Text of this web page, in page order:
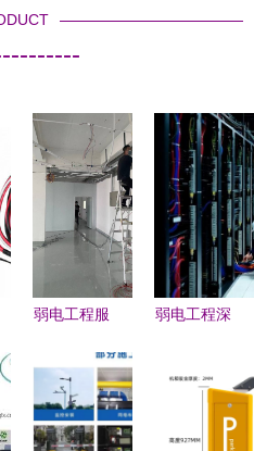
弱电工程服
综合布线、
监控门禁投
影一站式解
弱电工程深
心应用、优
缺点与本地
选择全指南